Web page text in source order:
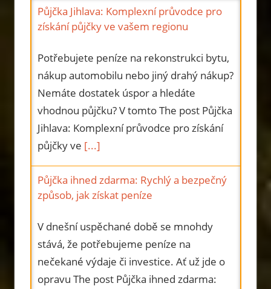
Půjčka Jihlava: Komplexní průvodce pro
získání půjčky ve vašem regionu
Potřebujete peníze na rekonstrukci bytu,
nákup automobilu nebo jiný drahý nákup?
Nemáte dostatek úspor a hledáte
vhodnou půjčku? V tomto The post Půjčka
Jihlava: Komplexní průvodce pro získání
půjčky ve [...]
Půjčka ihned zdarma: Rychlý a bezpečný
způsob, jak získat peníze
V dnešní uspěchané době se mnohdy
stává, že potřebujeme peníze na
nečekané výdaje či investice. Ať už jde o
opravu The post Půjčka ihned zdarma: